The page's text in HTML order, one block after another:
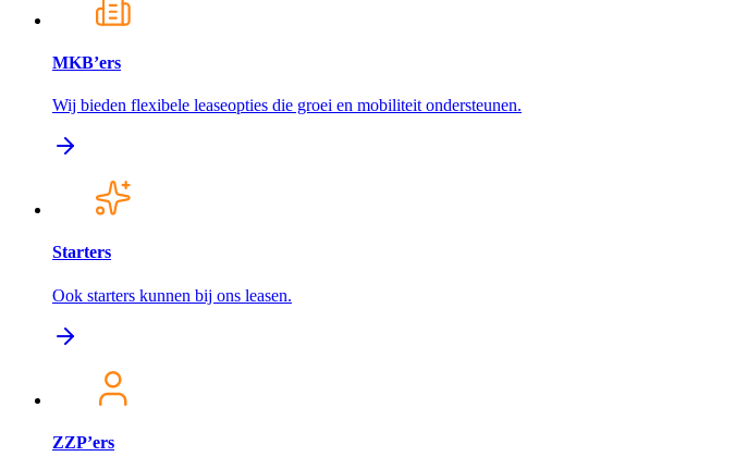
MKB’ers
Wij bieden flexibele leaseopties die groei en mobiliteit ondersteunen.
Starters
Ook starters kunnen bij ons leasen.
ZZP’ers